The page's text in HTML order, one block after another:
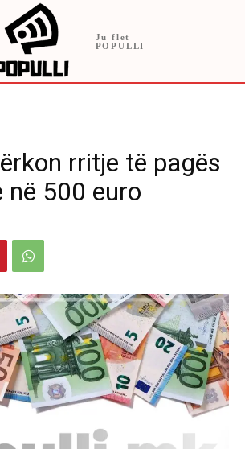
Ju flet
POPULLI
rritje të pagës
në 500 euro